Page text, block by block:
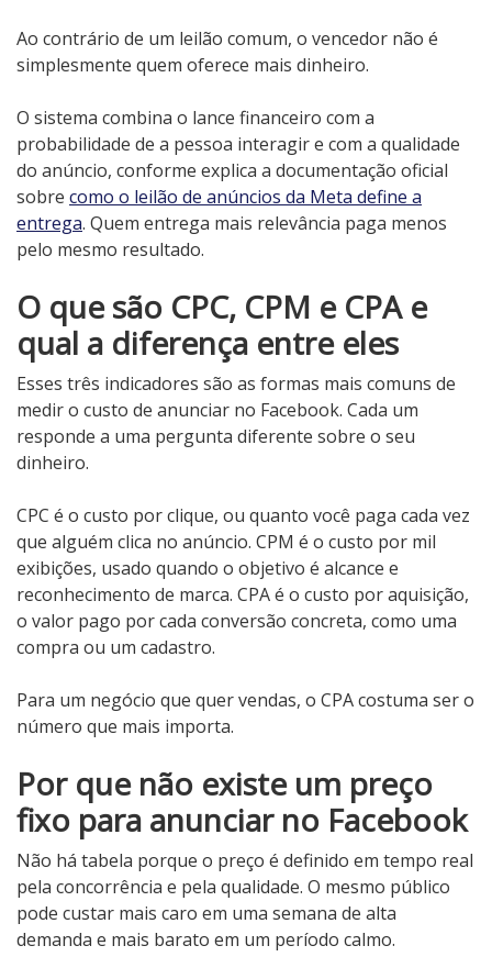
Ao contrário de um leilão comum, o vencedor não é
simplesmente quem oferece mais dinheiro.
O sistema combina o lance financeiro com a
probabilidade de a pessoa interagir e com a qualidade
do anúncio, conforme explica a documentação oficial
sobre como o leilão de anúncios da Meta define a
entrega. Quem entrega mais relevância paga menos
pelo mesmo resultado.
O que são CPC, CPM e CPA e
qual a diferença entre eles
Esses três indicadores são as formas mais comuns de
medir o custo de anunciar no Facebook. Cada um
responde a uma pergunta diferente sobre o seu
dinheiro.
CPC é o custo por clique, ou quanto você paga cada vez
que alguém clica no anúncio. CPM é o custo por mil
exibições, usado quando o objetivo é alcance e
reconhecimento de marca. CPA é o custo por aquisição,
o valor pago por cada conversão concreta, como uma
compra ou um cadastro.
Para um negócio que quer vendas, o CPA costuma ser o
número que mais importa.
Por que não existe um preço
fixo para anunciar no Facebook
Não há tabela porque o preço é definido em tempo real
pela concorrência e pela qualidade. O mesmo público
pode custar mais caro em uma semana de alta
demanda e mais barato em um período calmo.